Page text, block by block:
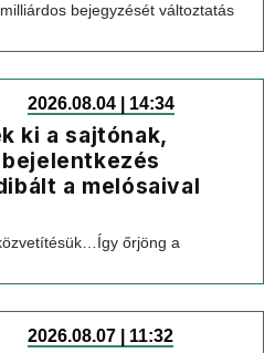
bejegyzését változtatás
2026.08.04 | 14:34
ki a sajtónak,
a melósaival
őrjöng a
2026.08.07 | 11:32